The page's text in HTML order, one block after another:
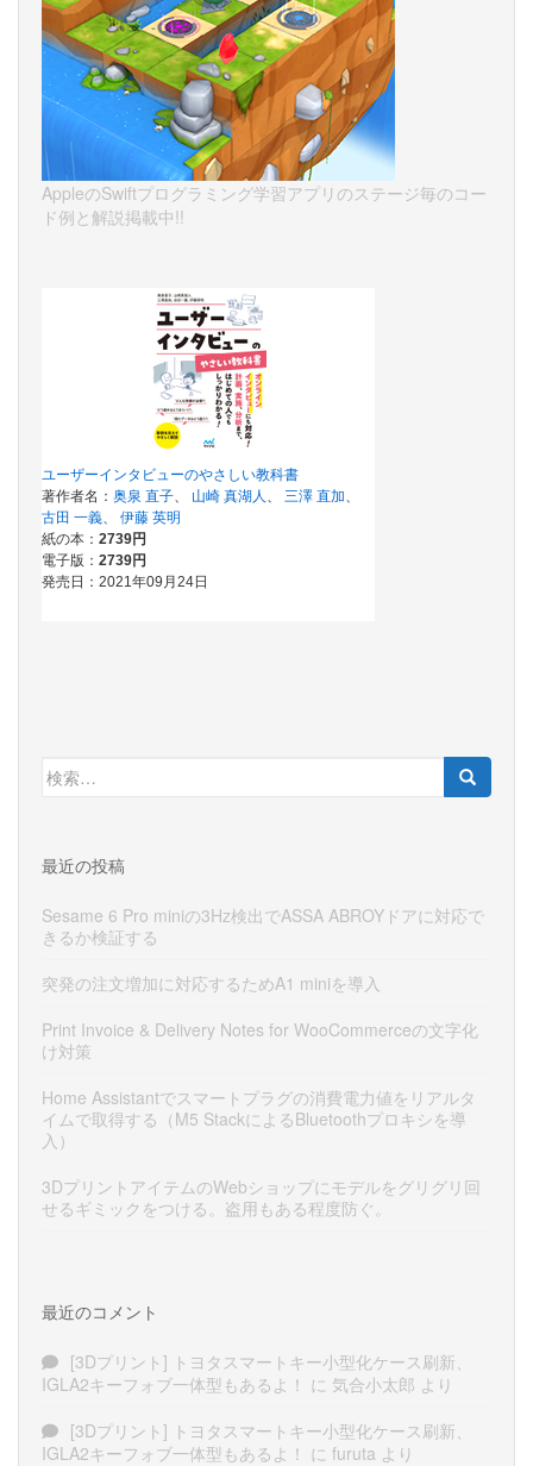
AppleのSwiftプログラミング学習アプリのステージ毎のコー
ド例と解説掲載中!!
検
索:
最近の投稿
Sesame 6 Pro miniの3Hz検出でASSA ABROYドアに対応で
きるか検証する
突発の注文増加に対応するためA1 miniを導入
Print Invoice & Delivery Notes for WooCommerceの文字化
け対策
Home Assistantでスマートプラグの消費電力値をリアルタ
イムで取得する（M5 StackによるBluetoothプロキシを導
入）
3DプリントアイテムのWebショップにモデルをグリグリ回
せるギミックをつける。盗用もある程度防ぐ。
最近のコメント
[3Dプリント] トヨタスマートキー小型化ケース刷新、
IGLA2キーフォブ一体型もあるよ！ に 気合小太郎 より
[3Dプリント] トヨタスマートキー小型化ケース刷新、
IGLA2キーフォブ一体型もあるよ！ に furuta より